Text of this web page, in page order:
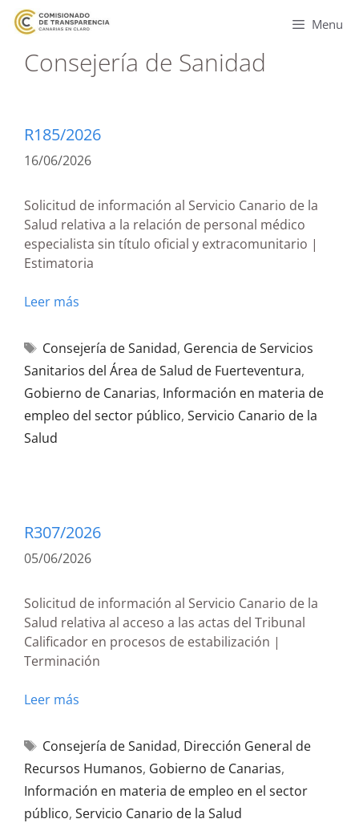
Menu
Consejería de Sanidad
R185/2026
16/06/2026
Solicitud de información al Servicio Canario de la
Salud relativa a la relación de personal médico
especialista sin título oficial y extracomunitario |
Estimatoria
Leer más
Consejería de Sanidad, Gerencia de Servicios
Sanitarios del Área de Salud de Fuerteventura,
Gobierno de Canarias, Información en materia de
empleo del sector público, Servicio Canario de la
Salud
R307/2026
05/06/2026
Solicitud de información al Servicio Canario de la
Salud relativa al acceso a las actas del Tribunal
Calificador en procesos de estabilización |
Terminación
Leer más
Consejería de Sanidad, Dirección General de
Recursos Humanos, Gobierno de Canarias,
Información en materia de empleo en el sector
público, Servicio Canario de la Salud